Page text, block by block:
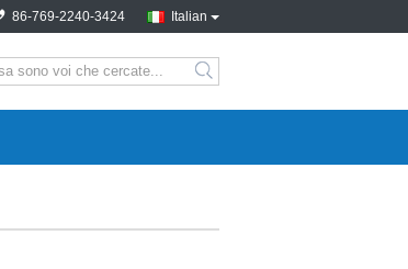
Italian
86-769-2240-3424
search